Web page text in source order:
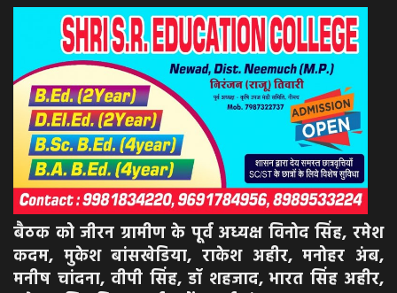
बैठक को जीरन ग्रामीण के पूर्व अध्यक्ष विनोद सिंह, रमेश
कदम, मुकेश बांसखेडिया, राकेश अहीर, मनोहर अंब,
मनीष चांदना, वीपी सिंह, डॉ शहजाद, भारत सिंह अहीर,